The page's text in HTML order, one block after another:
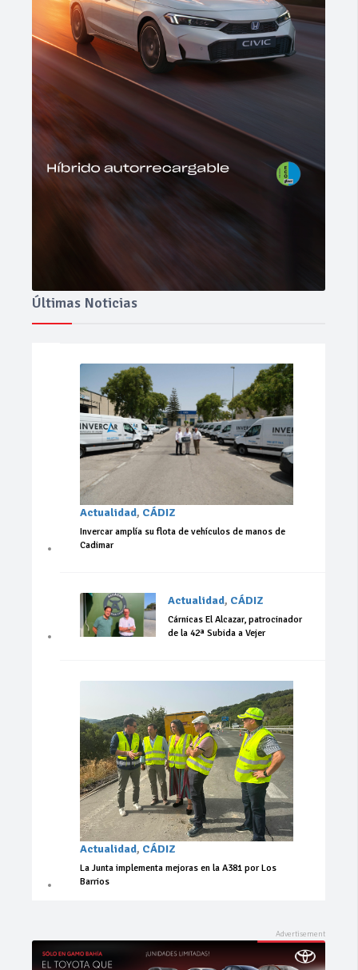
Últimas Noticias
Actualidad, CÁDIZ
Invercar amplía su flota de vehículos de manos de
Cadimar
Actualidad, CÁDIZ
Cárnicas El Alcazar, patrocinador
de la 42ª Subida a Vejer
Actualidad, CÁDIZ
La Junta implementa mejoras en la A381 por Los
Barrios